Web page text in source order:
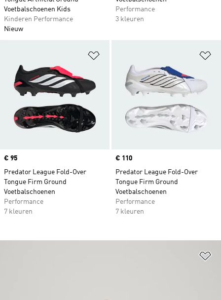
Voetbalschoenen Kids
Kinderen Performance
Nieuw
Performance
3 kleuren
Price
€ 95
Predator League Fold-Over
Tongue Firm Ground
Voetbalschoenen
Performance
7 kleuren
Price
€ 110
Predator League Fold-Over
Tongue Firm Ground
Voetbalschoenen
Performance
7 kleuren